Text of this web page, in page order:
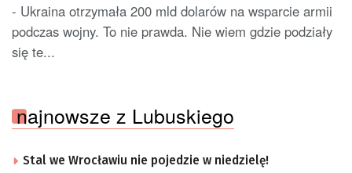
- Ukraina otrzymała 200 mld dolarów na wsparcie armii
podczas wojny. To nie prawda. Nie wiem gdzie podziały
się te...
najnowsze z Lubuskiego
Stal we Wrocławiu nie pojedzie w niedzielę!